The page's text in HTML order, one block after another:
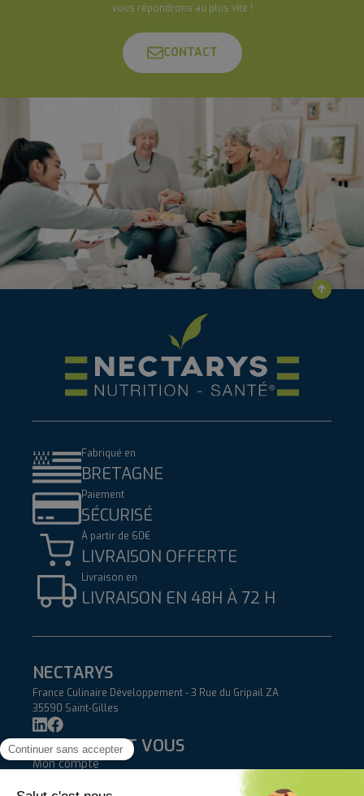
vous répondrons au plus vite !
CONTACT
Fabriqué en
BRETAGNE
Paiement
SÉCURISÉ
À partir de 60€
LIVRAISON OFFERTE
Livraison en
LIVRAISON EN 48H À 72 H
NECTARYS
France Culinaire Développement - 3 Rue du Gripail ZA
35590 Saint-Gilles
NECTARYS ET VOUS
Mon compte